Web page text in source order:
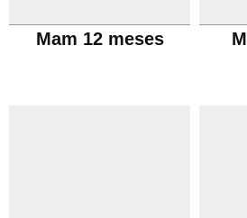
Mam 12 meses